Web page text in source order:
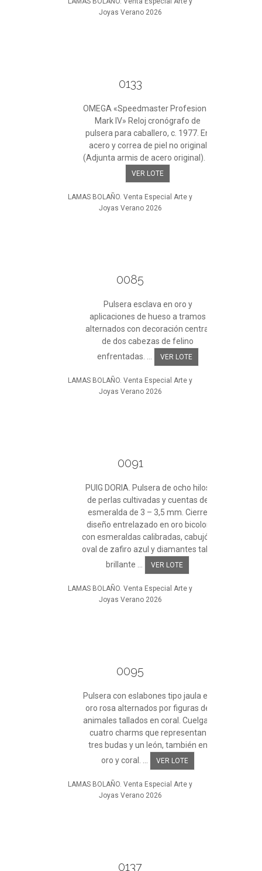
Joyas Verano 2026
0133
OMEGA «Speedmaster Profesional
Mark IV» Reloj cronógrafo de
pulsera para caballero, c. 1977. En
acero y correa de piel no original
(Adjunta armis de acero original). ...
VER LOTE
LAMAS BOLAÑO. Venta Especial Arte y
Joyas Verano 2026
0085
Pulsera esclava en oro y
aplicaciones de hueso a tramos
alternados con decoración central
de dos cabezas de felino
enfrentadas. ...
VER LOTE
LAMAS BOLAÑO. Venta Especial Arte y
Joyas Verano 2026
0091
PUIG DORIA. Pulsera de ocho hilos
de perlas cultivadas y cuentas de
esmeralda de 3 – 3,5 mm. Cierre
diseño entrelazado en oro bicolor
con esmeraldas calibradas, cabujón
oval de zafiro azul y diamantes talla
brillante ...
VER LOTE
LAMAS BOLAÑO. Venta Especial Arte y
Joyas Verano 2026
0095
Pulsera con eslabones tipo jaula en
oro rosa alternados por figuras de
animales tallados en coral. Cuelgan
cuatro charms que representan
tres budas y un león, también en
oro y coral. ...
VER LOTE
LAMAS BOLAÑO. Venta Especial Arte y
Joyas Verano 2026
0137